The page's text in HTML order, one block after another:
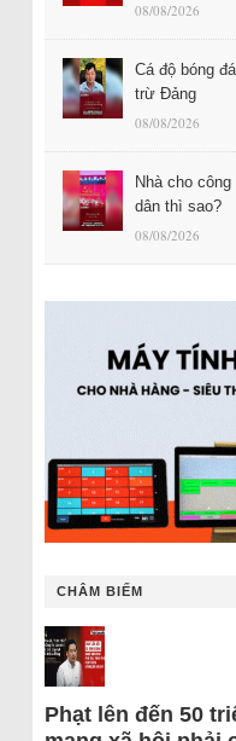
08/08/2026
Cá độ bóng
trừ Đảng
08/08/2026
Nhà cho
dân thì sao?
08/08/2026
CHÂM BIẾM
Phạt lên đến 50